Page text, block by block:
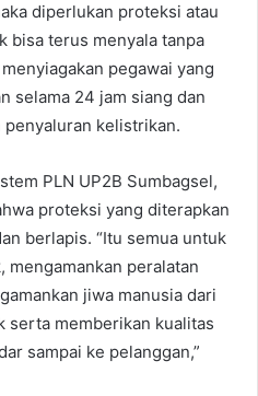
diperlukan proteksi atau
bisa terus menyala tanpa
pegawai yang
selama 24 jam siang dan
penyaluran kelistrikan.
PLN UP2B Sumbagsel,
proteksi yang diterapkan
berlapis. “Itu semua untuk
mengamankan peralatan
jiwa manusia dari
serta memberikan kualitas
sampai ke pelanggan,”